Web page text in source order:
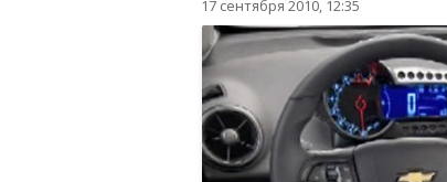
17 сентября 2010, 12:35